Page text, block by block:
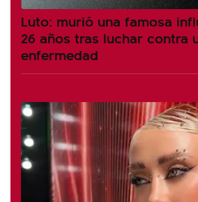
Luto: murió una famosa
26 años tras luchar contra
enfermedad